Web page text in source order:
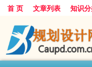
首 页 文章列表 知识